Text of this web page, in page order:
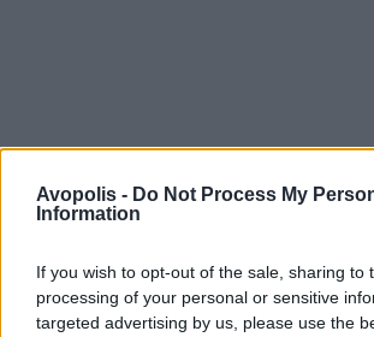
Avopolis - Do Not Process My
Information
If you wish to opt-out of the sale, sharing to
processing of your personal or sensitive
targeted advertising by us, please use the